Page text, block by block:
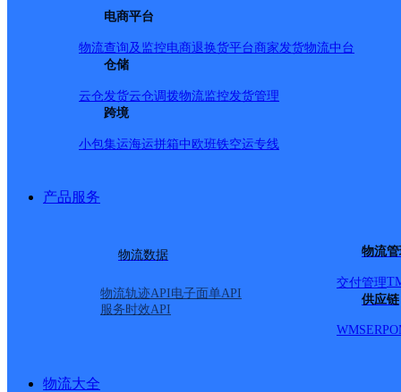
电商平台
物流查询及监控电商退换货平台商家发货物流中台
仓储
云仓发货云仓调拨物流监控发货管理
跨境
小包集运海运拼箱中欧班铁空运专线
产品服务
物流数据
物流轨迹API电子面单API
服务时效API
物流
交付管理
供应链
WMSERP
物流大全
网点地址：山东省泰安市宁阳县济兖路180号
网点负责人：